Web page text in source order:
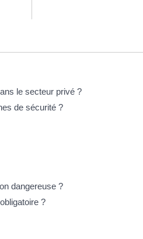
le secteur privé ?
de sécurité ?
dangereuse ?
?